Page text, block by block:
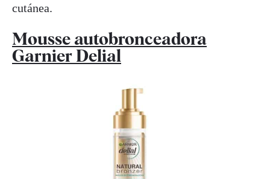
cutánea.
Mousse autobronceadora
Garnier Delial